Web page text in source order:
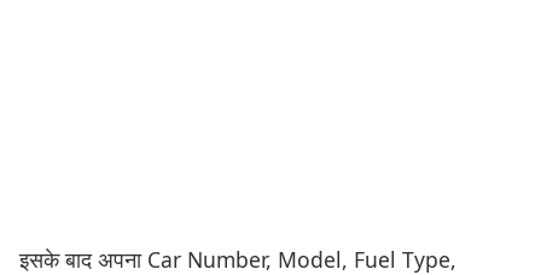
इसके बाद अपना Car Number, Model, Fuel Type,